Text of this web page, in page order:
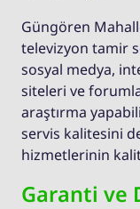
Güngören
televizyon tamir
sosyal medya,
siteleri ve
araştırma
servis kalitesini
hizmetlerinin
Garanti ve